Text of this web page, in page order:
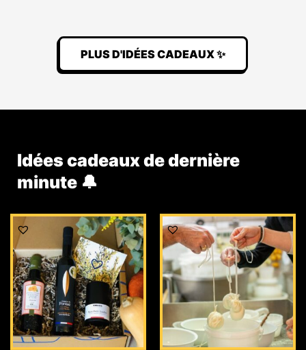
PLUS D'IDÉES CADEAUX ✨
Idées cadeaux de dernière
minute 🔔